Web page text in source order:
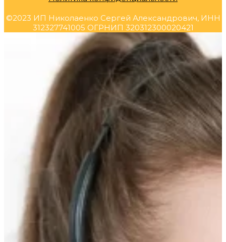
©2023 ИП Николаенко Сергей Александрович, ИНН
312327741005 ОГРНИП 320312300020421